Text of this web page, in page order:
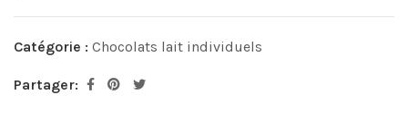
Catégorie : Chocolats lait individuels
Partager: